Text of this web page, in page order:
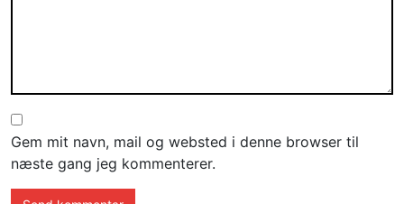
Gem mit navn, mail og websted i denne browser til
næste gang jeg kommenterer.